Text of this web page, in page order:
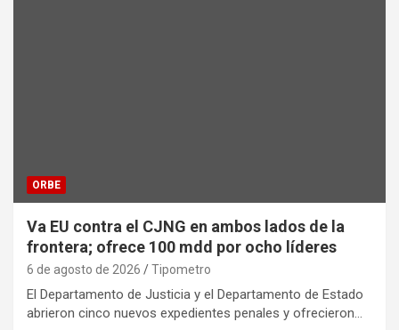
ORBE
Va EU contra el CJNG en ambos lados de la
frontera; ofrece 100 mdd por ocho líderes
6 de agosto de 2026 Tipometro
El Departamento de Justicia y el Departamento de Estado
abrieron cinco nuevos expedientes penales y ofrecieron…